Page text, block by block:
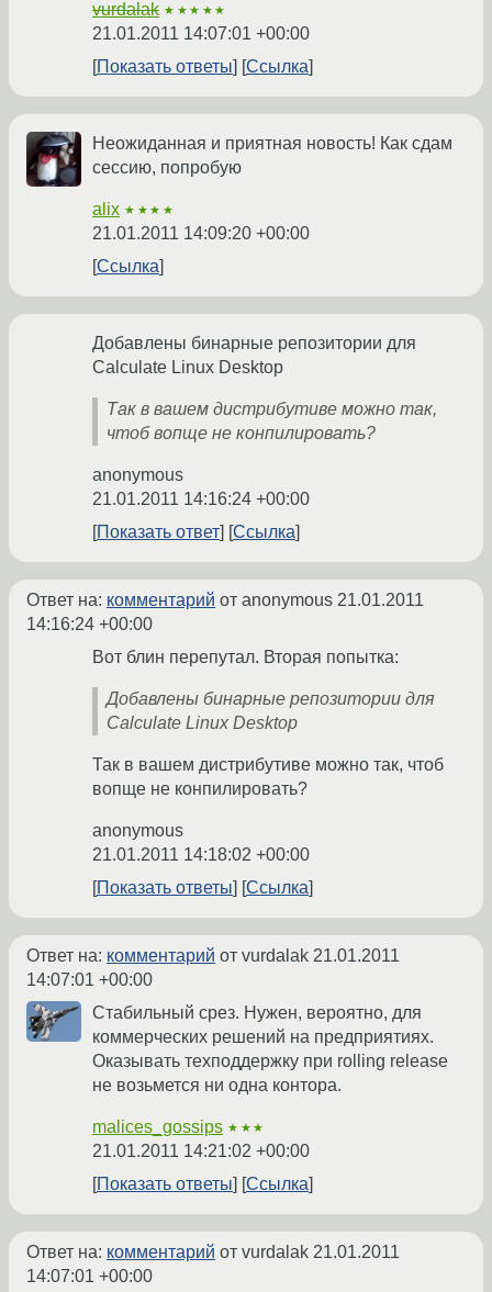
vurdalak ★★★★★
21.01.2011 14:07:01 +00:00
Показать ответы
Ссылка
Неожиданная и приятная новость! Как сдам
сессию, попробую
alix ★★★★
21.01.2011 14:09:20 +00:00
Ссылка
Добавлены бинарные репозитории для
Calculate Linux Desktop
Так в вашем дистрибутиве можно так,
чтоб вопще не конпилировать?
anonymous
21.01.2011 14:16:24 +00:00
Показать ответ
Ссылка
Ответ на: комментарий от anonymous 21.01.2011
14:16:24 +00:00
Вот блин перепутал. Вторая попытка:
Добавлены бинарные репозитории для
Calculate Linux Desktop
Так в вашем дистрибутиве можно так, чтоб
вопще не конпилировать?
anonymous
21.01.2011 14:18:02 +00:00
Показать ответы
Ссылка
Ответ на: комментарий от vurdalak 21.01.2011
14:07:01 +00:00
Стабильный срез. Нужен, вероятно, для
коммерческих решений на предприятиях.
Оказывать техподдержку при rolling release
не возьмется ни одна контора.
malices_gossips ★★★
21.01.2011 14:21:02 +00:00
Показать ответы
Ссылка
Ответ на: комментарий от vurdalak 21.01.2011
14:07:01 +00:00